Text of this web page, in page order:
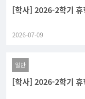
[학사] 2026-2학기 휴
2026-07-09
일반
[학사] 2026-2학기 휴